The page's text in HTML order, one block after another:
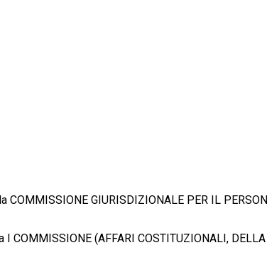
COMMISSIONE GIURISDIZIONALE PER IL
I COMMISSIONE (AFFARI COSTITUZIONALI,